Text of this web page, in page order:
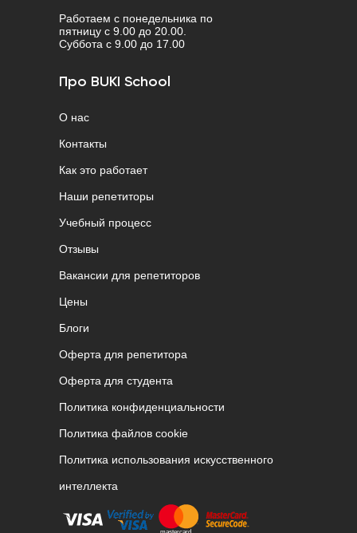
Работаем с понедельника по
пятницу с 9.00 до 20.00.
Cуббота с 9.00 до 17.00
Про BUKI School
О нас
Контакты
Как это работает
Наши репетиторы
Учебный процесс
Отзывы
Вакансии для репетиторов
Цены
Блоги
Оферта для репетитора
Оферта для студента
Политика конфиденциальности
Политика файлов cookie
Политика использования искусственного
интеллекта